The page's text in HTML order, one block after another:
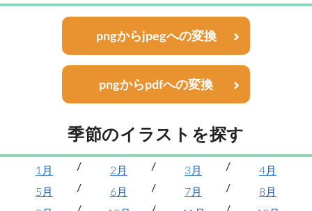
pngからjpegへの変換
pngからpdfへの変換
季節のイラストを探す
1月 2月 3月
4月
5月
6月 7月
8月